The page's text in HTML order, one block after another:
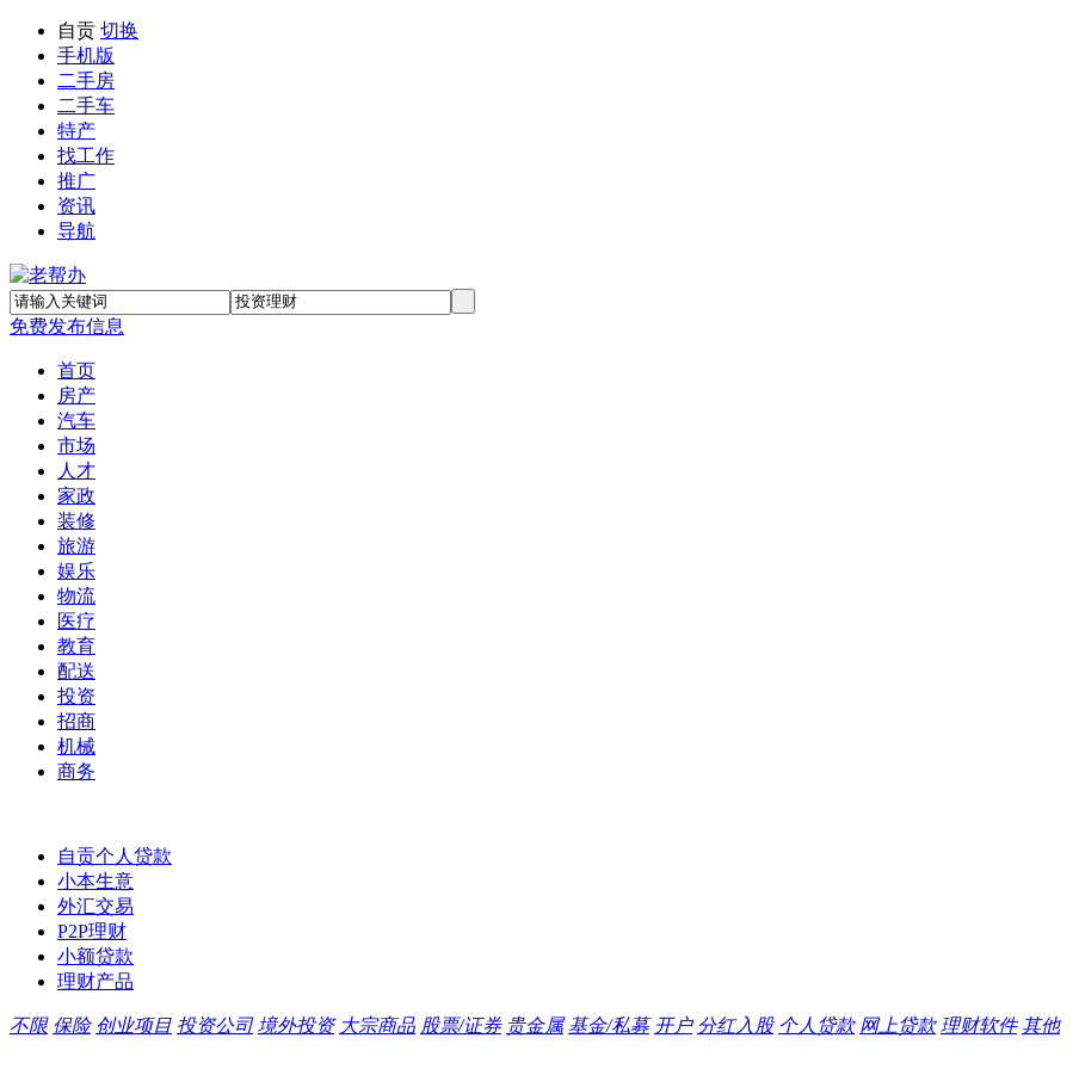
自贡 切换
手机版
二手房
二手车
特产
找工作
推广
资讯
导航
免费发布信息
首页
房产
汽车
市场
人才
家政
装修
旅游
娱乐
物流
医疗
教育
配送
投资
招商
机械
商务
自贡个人贷款
小本生意
外汇交易
P2P理财
小额贷款
理财产品
不限 保险 创业项目 投资公司 境外投资 大宗商品 股票/证券 贵金属 基金/私募 开户 分红入股 个人贷款 网上贷款 理财软件 其他